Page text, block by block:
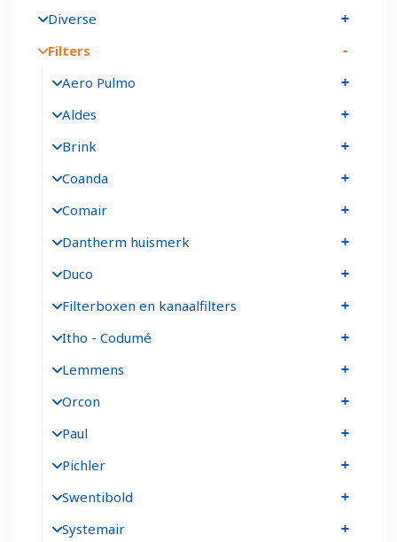
Diverse
Filters
Aero Pulmo
Aldes
Brink
Coanda
Comair
Dantherm huismerk
Duco
Filterboxen en kanaalfilters
Itho - Codumé
Lemmens
Orcon
Paul
Pichler
Swentibold
Systemair